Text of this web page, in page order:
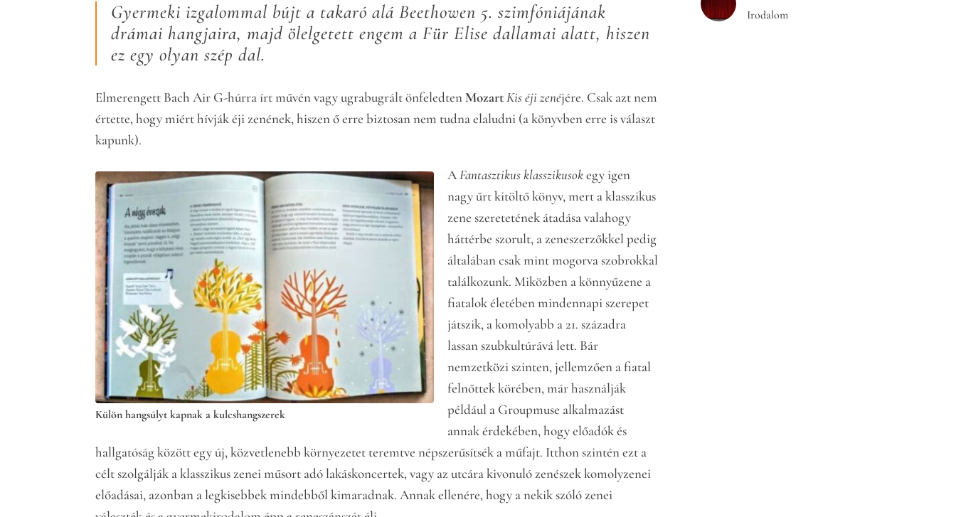
Gyermeki izgalommal bújt a takaró alá Beethowen 5. szimfóniájának
drámai hangjaira, majd ölelgetett engem a Für Elise dallamai alatt, hiszen
ez egy olyan szép dal.
Elmerengett Bach Air G-húrra írt művén vagy ugrabugrált önfeledtenMozartKis éji zenéjére. Csak azt nem
értette, hogy miért hívják éji zenének, hiszen ő erre biztosan nem tudna elaludni (a könyvben erre is választ
kapunk).
Külön hangsúlyt kapnak a kulcshangszerek
AFantasztikus klasszikusokegy igen
nagy űrt kitöltő könyv, mert a klasszikus
zene szeretetének átadása valahogy
háttérbe szorult, a zeneszerzőkkel pedig
általában csak mint mogorva szobrokkal
találkozunk. Miközben a könnyűzene a
fiatalok életében mindennapi szerepet
játszik, a komolyabb a 21. századra
lassan szubkultúrává lett. Bár
nemzetközi szinten, jellemzően a fiatal
felnőttek körében, már használják
például a Groupmuse alkalmazást
annak érdekében, hogy előadók és
hallgatóság között egy új, közvetlenebb környezetet teremtve népszerűsítsék a műfajt. Itthon szintén ezt a
célt szolgálják a klasszikus zenei műsort adó lakáskoncertek, vagy az utcára kivonuló zenészek komolyzenei
előadásai, azonban a legkisebbek mindebből kimaradnak. Annak ellenére, hogy a nekik szóló zenei
Irodalom